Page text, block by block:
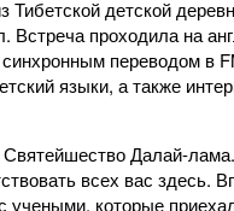
Тибетской детской
проходила на
переводом в
языки, а также
Святейшество Далай-
всех вас здесь.
учеными, которые